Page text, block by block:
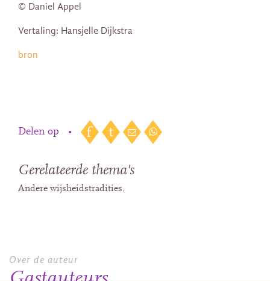
© Daniel Appel
Vertaling: Hansjelle Dijkstra
bron
Delen op •
Gerelateerde thema's
Andere wijsheidstradities
Over de auteur